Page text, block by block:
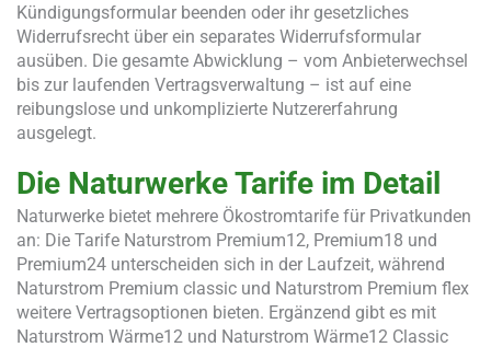
Kündigungsformular beenden oder ihr gesetzliches
Widerrufsrecht über ein separates Widerrufsformular
ausüben. Die gesamte Abwicklung – vom Anbieterwechsel
bis zur laufenden Vertragsverwaltung – ist auf eine
reibungslose und unkomplizierte Nutzererfahrung
ausgelegt.
Die Naturwerke Tarife im Detail
Naturwerke bietet mehrere Ökostromtarife für Privatkunden
an: Die Tarife Naturstrom Premium12, Premium18 und
Premium24 unterscheiden sich in der Laufzeit, während
Naturstrom Premium classic und Naturstrom Premium flex
weitere Vertragsoptionen bieten. Ergänzend gibt es mit
Naturstrom Wärme12 und Naturstrom Wärme12 Classic